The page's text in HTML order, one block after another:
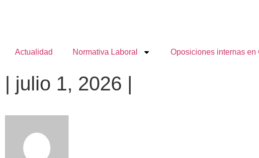
Actualidad Normativa Laboral Oposiciones internas en
| julio 1, 2026 |